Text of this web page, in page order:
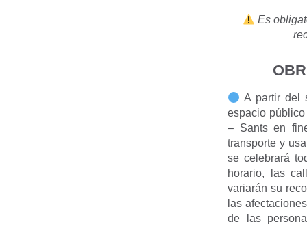
Es
A partir del
espacio
– Sants en
transporte y
se celebrará
horario, las
variarán su
las
de las